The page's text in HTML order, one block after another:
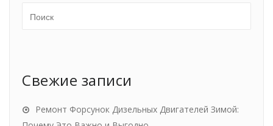
Свежие записи
Ремонт Форсунок Дизельных Двигателей Зимой: